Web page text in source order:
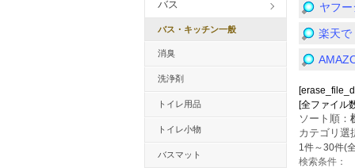
バス
バス・キッチン一般
消臭
洗浄剤
トイレ用品
トイレ小物
バスマット
ヤフ
楽天で
[全ファイル
ソート順：
カテゴリ選
1件～30件(
検索条件：